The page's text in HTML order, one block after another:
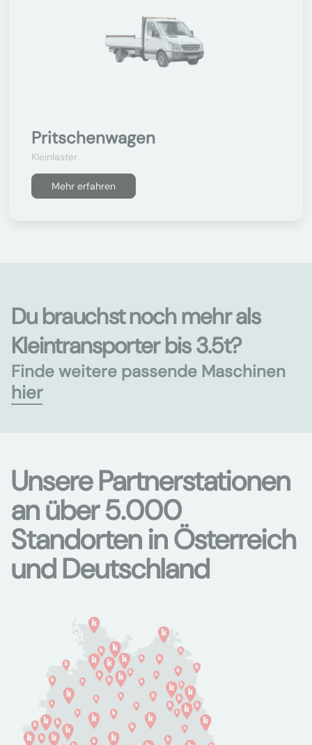
Pritschenwagen
Kleinlaster
Mehr erfahren
Du brauchst noch mehr als
Kleintransporter bis 3.5t?
Finde weitere passende Maschinen
hier
Unsere Partnerstationen
an über 5.000
Standorten in Österreich
und Deutschland